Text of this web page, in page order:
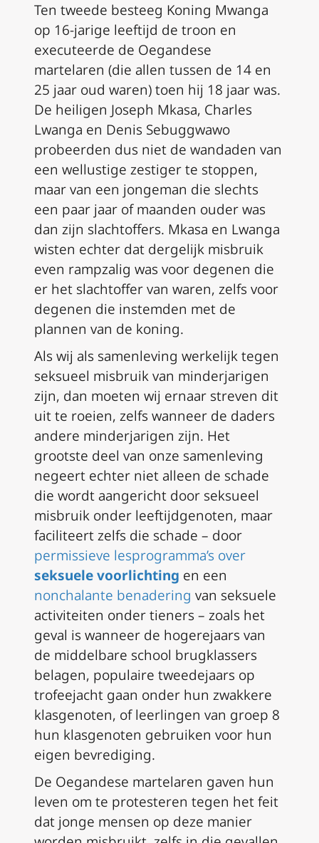
Ten tweede besteeg Koning Mwanga
op 16-jarige leeftijd de troon en
executeerde de Oegandese
martelaren (die allen tussen de 14 en
25 jaar oud waren) toen hij 18 jaar was.
De heiligen Joseph Mkasa, Charles
Lwanga en Denis Sebuggwawo
probeerden dus niet de wandaden van
een wellustige zestiger te stoppen,
maar van een jongeman die slechts
een paar jaar of maanden ouder was
dan zijn slachtoffers. Mkasa en Lwanga
wisten echter dat dergelijk misbruik
even rampzalig was voor degenen die
er het slachtoffer van waren, zelfs voor
degenen die instemden met de
plannen van de koning.
Als wij als samenleving werkelijk tegen
seksueel misbruik van minderjarigen
zijn, dan moeten wij ernaar streven dit
uit te roeien, zelfs wanneer de daders
andere minderjarigen zijn. Het
grootste deel van onze samenleving
negeert echter niet alleen de schade
die wordt aangericht door seksueel
misbruik onder leeftijdgenoten, maar
faciliteert zelfs die schade – door
permissieve lesprogramma’s over
seksuele voorlichting en een
nonchalante benadering van seksuele
activiteiten onder tieners – zoals het
geval is wanneer de hogerejaars van
de middelbare school brugklassers
belagen, populaire tweedejaars op
trofeejacht gaan onder hun zwakkere
klasgenoten, of leerlingen van groep 8
hun klasgenoten gebruiken voor hun
eigen bevrediging.
De Oegandese martelaren gaven hun
leven om te protesteren tegen het feit
dat jonge mensen op deze manier